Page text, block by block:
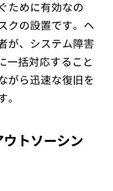
ために有効なの
クの設置です。ヘ
が、システム障害
一括対応すること
がら迅速な復旧を
トソーシン